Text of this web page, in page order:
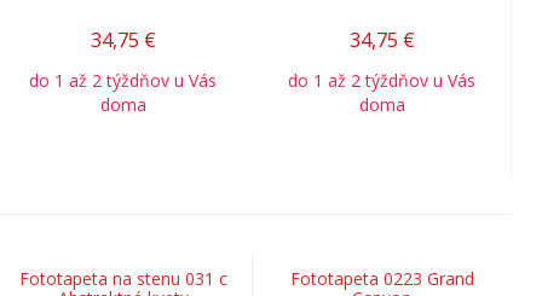
34,75 €
do 1 až 2 týždňov u Vás
doma
34,75 €
do 1 až 2 týždňov u Vás
doma
Fototapeta na stenu 031 c
Fototapeta 0223 Grand